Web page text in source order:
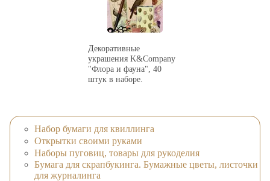
Декоративные
украшения K&Company
"Флора и фауна", 40
штук в наборе.
Набор бумаги для квиллинга
Открытки своими руками
Наборы пуговиц, товары для рукоделия
Бумага для скрапбукинга. Бумажные цветы, листочки
для журналинга